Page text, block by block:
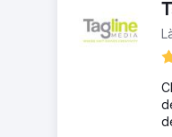
Ce client
Nous avons
Le client a